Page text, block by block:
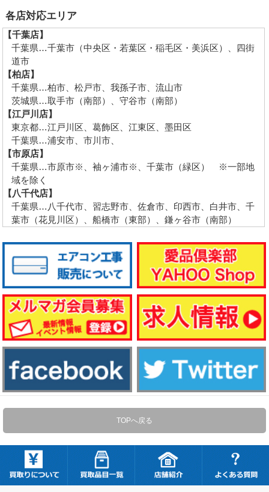
各店対応エリア
【千葉店】
千葉県…千葉市（中央区・若葉区・稲毛区・美浜区）、四街
道市
【柏店】
千葉県…柏市、松戸市、我孫子市、流山市
茨城県…取手市（南部）、守谷市（南部）
【江戸川店】
東京都…江戸川区、葛飾区、江東区、墨田区
千葉県…浦安市、市川市、
【市原店】
千葉県…市原市※、袖ヶ浦市※、千葉市（緑区） ※一部地
域を除く
【八千代店】
千葉県…八千代市、習志野市、佐倉市、印西市、白井市、千
葉市（花見川区）、船橋市（東部）、鎌ヶ谷市（南部）
TOPへ戻る